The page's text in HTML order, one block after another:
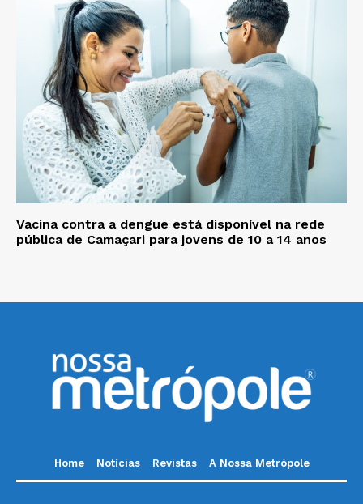
Vacina contra a dengue está disponível na rede
pública de Camaçari para jovens de 10 a 14 anos
Home Notícias Revistas A Nossa Metrópole